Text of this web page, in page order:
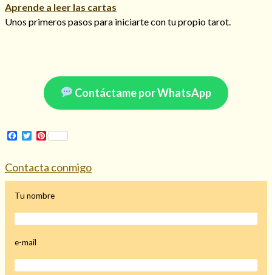
Consulta de tarot online
Alejamiento(208)
Amarres
Cómo recuperar a mi ex
Aprende a leer las cartas
Unos primeros pasos para iniciarte con tu propio tarot.
Contáctame por WhatsApp
Facebook
Twitter
Pinterest
Contacta conmigo
Tu nombre
e-mail